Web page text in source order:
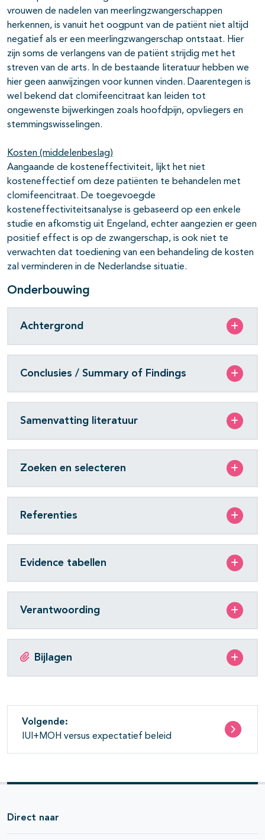
vrouwen de nadelen van meerlingzwangerschappen
herkennen, is vanuit het oogpunt van de patiënt niet altijd
negatief als er een meerlingzwangerschap ontstaat. Hier
zijn soms de verlangens van de patiënt strijdig met het
streven van de arts. In de bestaande literatuur hebben we
hier geen aanwijzingen voor kunnen vinden. Daarentegen is
wel bekend dat clomifeencitraat kan leiden tot
ongewenste bijwerkingen zoals hoofdpijn, opvliegers en
stemmingswisselingen.
Kosten (middelenbeslag)
Aangaande de kosteneffectiviteit, lijkt het niet
kosteneffectief om deze patiënten te behandelen met
clomifeencitraat. De toegevoegde
kosteneffectiviteitsanalyse is gebaseerd op een enkele
studie en afkomstig uit Engeland, echter aangezien er geen
positief effect is op de zwangerschap, is ook niet te
verwachten dat toediening van een behandeling de kosten
zal verminderen in de Nederlandse situatie.
Onderbouwing
Achtergrond
Conclusies / Summary of Findings
Samenvatting literatuur
Zoeken en selecteren
Referenties
Evidence tabellen
Verantwoording
Bijlagen
Volgende:
IUI+MOH versus expectatief beleid
Direct naar